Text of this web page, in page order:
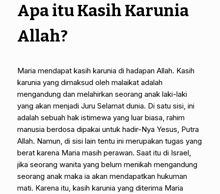
Apa itu Kasih Karunia
Allah?
Maria mendapat kasih karunia di hadapan Allah. Kasih
karunia yang dimaksud oleh malaikat adalah
mengandung dan melahirkan seorang anak laki-laki
yang akan menjadi Juru Selamat dunia. Di satu sisi, ini
adalah sebuah hak istimewa yang luar biasa, rahim
manusia berdosa dipakai untuk hadir-Nya Yesus, Putra
Allah. Namun, di sisi lain tentu ini merupakan tugas yang
berat karena Maria masih perawan. Saat itu di Israel,
jika seorang wanita yang belum menikah mengandung
seorang anak maka ia akan mendapatkan hukuman
mati. Karena itu, kasih karunia yang diterima Maria